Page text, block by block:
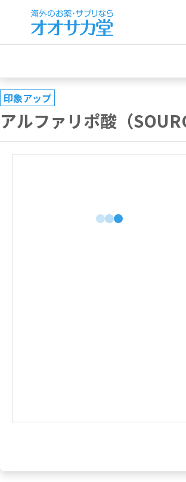
印象アップ
アルファリポ酸（